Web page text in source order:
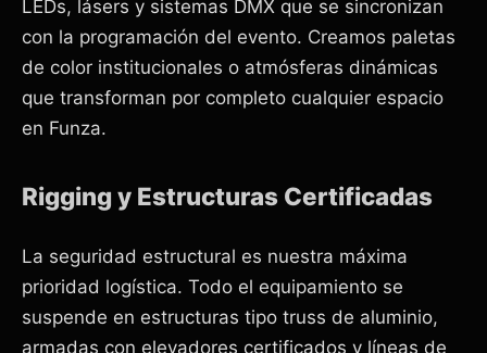
LEDs, lásers y sistemas DMX que se sincronizan
con la programación del evento. Creamos paletas
de color institucionales o atmósferas dinámicas
que transforman por completo cualquier espacio
en Funza.
Rigging y Estructuras Certificadas
La seguridad estructural es nuestra máxima
prioridad logística. Todo el equipamiento se
suspende en estructuras tipo truss de aluminio,
armadas con elevadores certificados y líneas de